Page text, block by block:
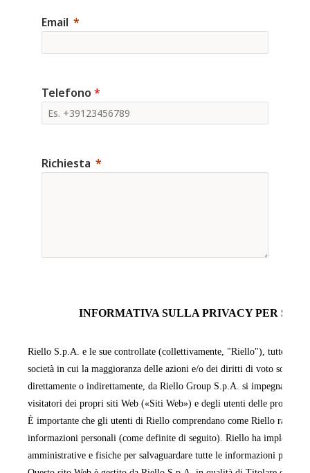
Email
Telefono *
Richiesta
INFORMATIVA SULLA PRIVACY PER SITI
Riello S.p.A. e le sue controllate (collettivamente, "Riello"), tutte
società in cui la maggioranza delle azioni e/o dei diritti di voto sono
direttamente o indirettamente, da Riello Group S.p.A. si impegnano a
visitatori dei propri siti Web («Siti Web») e degli utenti delle proprie
È importante che gli utenti di Riello comprendano come Riello
informazioni personali (come definite di seguito). Riello ha
amministrative e fisiche per salvaguardare tutte le informazioni